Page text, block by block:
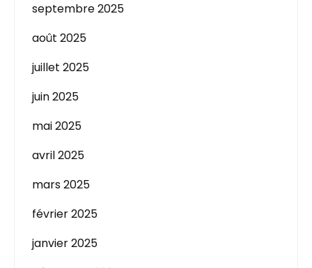
septembre 2025
août 2025
juillet 2025
juin 2025
mai 2025
avril 2025
mars 2025
février 2025
janvier 2025